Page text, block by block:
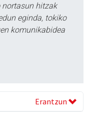
nortasun hitzak
eginda, tokiko
komunikabidea
Erantzun